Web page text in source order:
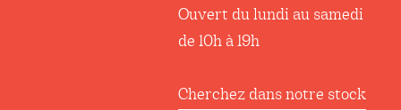
Ouvert du lundi au samedi
de 10h à 19h
Cherchez dans notre stock